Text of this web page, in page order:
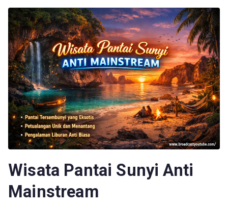
Wisata Pantai Sunyi Anti
Mainstream